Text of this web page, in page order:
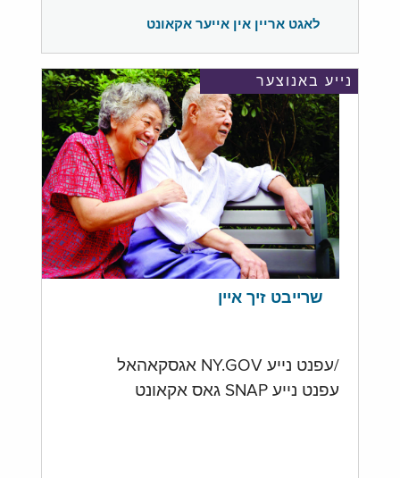
לאגט אריין אין אייער אקאונט
נייע באנוצער
שרייבט זיך איין
/עפנט נייע NY.GOV אגסקאהאל
עפנט נייע SNAP גאס אקאונט